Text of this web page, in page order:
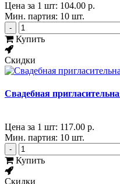
Цена за 1 шт: 104.00 р.
Мин. партия: 10 шт.
-
Купить
Скидки
Свадебная
Цена за 1 шт: 117.00 р.
Мин. партия: 10 шт.
-
Купить
Скидки